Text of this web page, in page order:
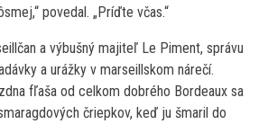
povedal. „Príďte včas.“
a výbušný majiteľ Le Piment, správu
a urážky v marseillskom nárečí.
fľaša od celkom dobrého Bordeaux sa
čriepkov, keď ju šmaril do